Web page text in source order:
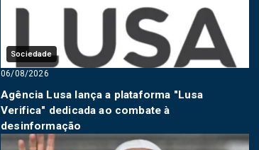
Sociedade
06/08/2026
Agência Lusa lança a plataforma "Lusa
Verifica" dedicada ao combate à
desinformação